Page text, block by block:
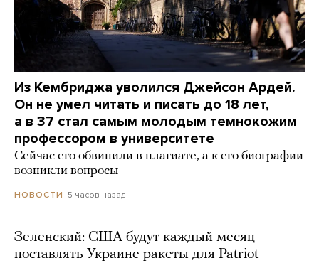
Из Кембриджа уволился Джейсон Ардей.
Он не умел читать и писать до 18 лет,
а в 37 стал самым молодым темнокожим
профессором в университете
Сейчас его обвинили в плагиате, а к его биографии
возникли вопросы
НОВОСТИ 5 часов назад
Зеленский: США будут каждый месяц
поставлять Украине ракеты для Patriot